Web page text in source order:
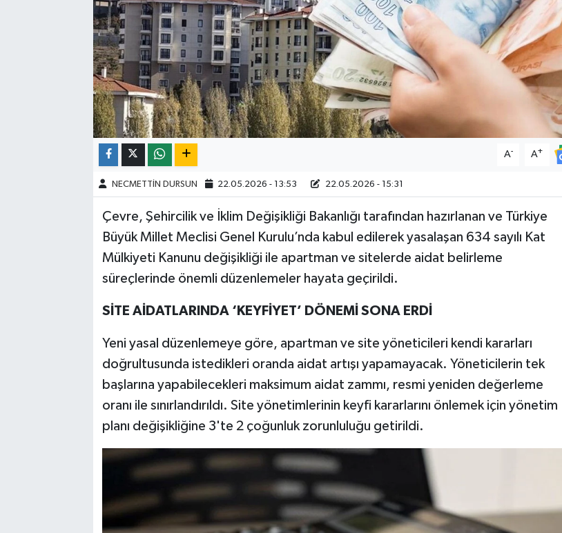
A- A+
NECMETTİN DURSUN 22.05.2026 - 13:53 22.05.2026 - 15:31
Çevre, Şehircilik ve İklim Değişikliği Bakanlığı tarafından hazırlanan ve Türkiye
Büyük Millet Meclisi Genel Kurulu’nda kabul edilerek yasalaşan 634 sayılı Kat
Mülkiyeti Kanunu değişikliği ile apartman ve sitelerde aidat belirleme
süreçlerinde önemli düzenlemeler hayata geçirildi.
SİTE AİDATLARINDA ‘KEYFİYET’ DÖNEMİ SONA ERDİ
Yeni yasal düzenlemeye göre, apartman ve site yöneticileri kendi kararları
doğrultusunda istedikleri oranda aidat artışı yapamayacak. Yöneticilerin tek
başlarına yapabilecekleri maksimum aidat zammı, resmi yeniden değerleme
oranı ile sınırlandırıldı. Site yönetimlerinin keyfi kararlarını önlemek için yönetim
planı değişikliğine 3'te 2 çoğunluk zorunluluğu getirildi.